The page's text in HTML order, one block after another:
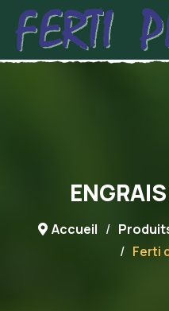
Accueil
Ferti